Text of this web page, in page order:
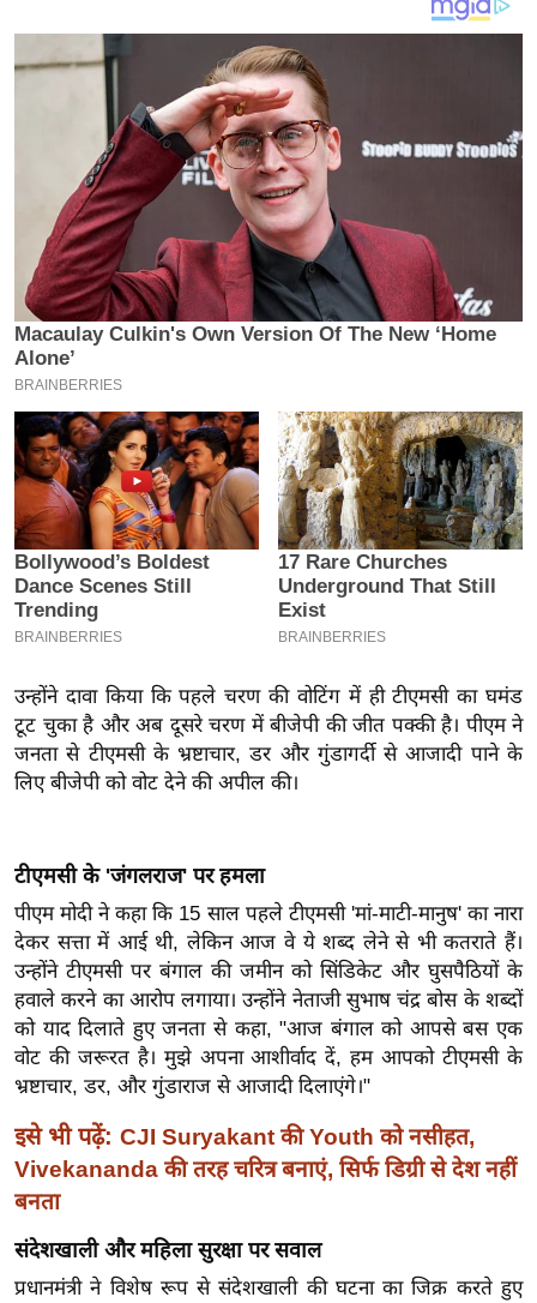
ज
I
P
L
2
0
2
6
क्रा
इ
म
ई
-
प
र
मि
बे
मि
सा
ल
श
ख्सि
य
त
यं
ग
डि
या
उन्होंने दावा किया कि पहले चरण की वोटिंग में ही टीएमसी का घमंड
टूट चुका है और अब दूसरे चरण में बीजेपी की जीत पक्की है। पीएम ने
जनता से टीएमसी के भ्रष्टाचार, डर और गुंडागर्दी से आजादी पाने के
लिए बीजेपी को वोट देने की अपील की।
टीएमसी के 'जंगलराज' पर हमला
पीएम मोदी ने कहा कि 15 साल पहले टीएमसी 'मां-माटी-मानुष' का नारा
देकर सत्ता में आई थी, लेकिन आज वे ये शब्द लेने से भी कतराते हैं।
उन्होंने टीएमसी पर बंगाल की जमीन को सिंडिकेट और घुसपैठियों के
हवाले करने का आरोप लगाया। उन्होंने नेताजी सुभाष चंद्र बोस के शब्दों
को याद दिलाते हुए जनता से कहा, "आज बंगाल को आपसे बस एक
वोट की जरूरत है। मुझे अपना आशीर्वाद दें, हम आपको टीएमसी के
भ्रष्टाचार, डर, और गुंडाराज से आजादी दिलाएंगे।"
इसे भी पढ़ें: CJI Suryakant की Youth को नसीहत,
Vivekananda की तरह चरित्र बनाएं, सिर्फ डिग्री से देश नहीं
बनता
संदेशखाली और महिला सुरक्षा पर सवाल
प्रधानमंत्री ने विशेष रूप से संदेशखाली की घटना का जिक्र करते हुए